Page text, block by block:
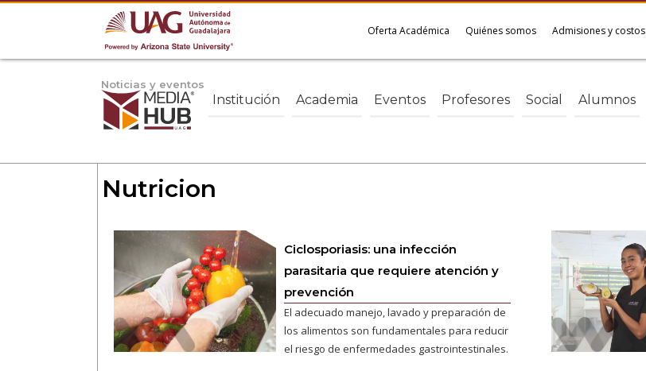
Oferta Académica Quiénes somos Admisiones y costos
Noticias y eventos
Institución Academia Eventos Profesores Social Alumnos
Nutricion
Ciclosporiasis: una infección
parasitaria que requiere atención y
prevención
El adecuado manejo, lavado y preparación de
los alimentos son fundamentales para reducir
el riesgo de enfermedades gastrointestinales.